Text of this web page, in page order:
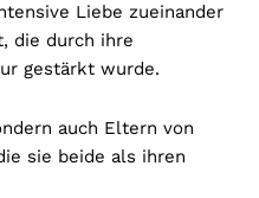
Liebe zueinander
die durch ihre
gestärkt wurde.
auch Eltern von
sie beide als ihren